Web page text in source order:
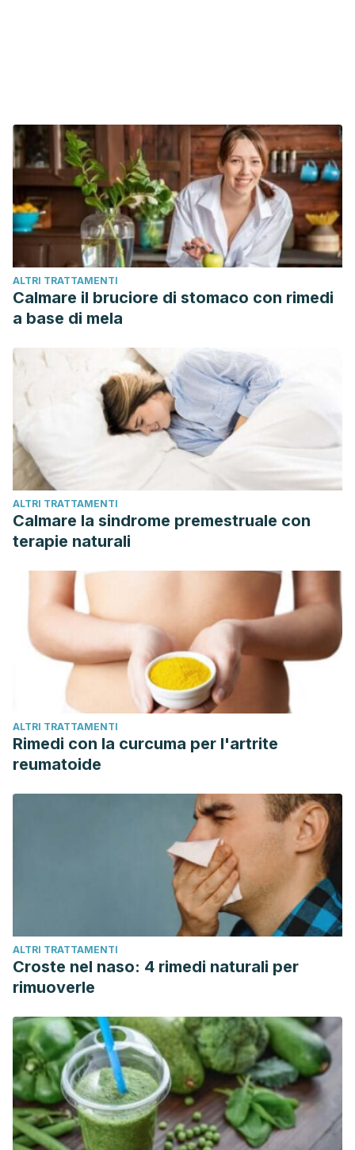
ALTRI TRATTAMENTI
Calmare il bruciore di stomaco con rimedi
a base di mela
ALTRI TRATTAMENTI
Calmare la sindrome premestruale con
terapie naturali
ALTRI TRATTAMENTI
Rimedi con la curcuma per l'artrite
reumatoide
ALTRI TRATTAMENTI
Croste nel naso: 4 rimedi naturali per
rimuoverle